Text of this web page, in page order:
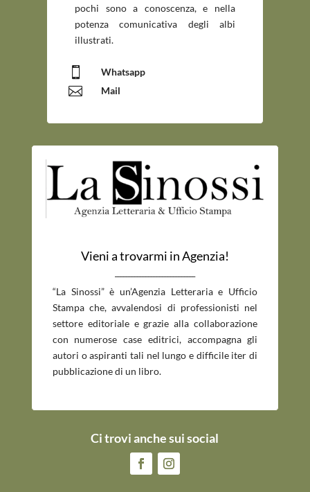
pochi sono a conoscenza, e nella
potenza comunicativa degli albi
illustrati.
 Whatsapp
 Mail
Vieni a trovarmi in Agenzia!
“La Sinossi” è un’Agenzia Letteraria e Ufficio
Stampa che, avvalendosi di professionisti nel
settore editoriale e grazie alla collaborazione
con numerose case editrici, accompagna gli
autori o aspiranti tali nel lungo e difficile iter di
pubblicazione di un libro.
Ci trovi anche sui social